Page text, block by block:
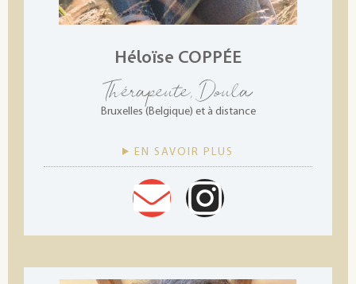
Héloïse COPPÉE
Thérapeute, Doula
Bruxelles (Belgique) et à distance
EN SAVOIR PLUS